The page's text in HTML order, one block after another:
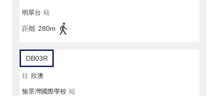
明翠台 站
距離 280m
DB03R
往 欣澳
愉景灣國際學校 站